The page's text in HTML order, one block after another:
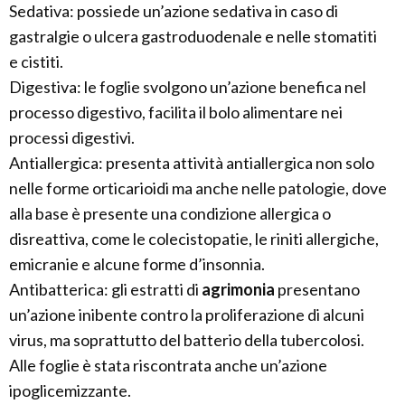
Sedativa: possiede un’azione sedativa in caso di
gastralgie o ulcera gastroduodenale e nelle stomatiti
e cistiti.
Digestiva: le foglie svolgono un’azione benefica nel
processo digestivo, facilita il bolo alimentare nei
processi digestivi.
Antiallergica: presenta attività antiallergica non solo
nelle forme orticarioidi ma anche nelle patologie, dove
alla base è presente una condizione allergica o
disreattiva, come le colecistopatie, le riniti allergiche,
emicranie e alcune forme d’insonnia.
Antibatterica: gli estratti di agrimonia presentano
un’azione inibente contro la proliferazione di alcuni
virus, ma soprattutto del batterio della tubercolosi.
Alle foglie è stata riscontrata anche un’azione
ipoglicemizzante.